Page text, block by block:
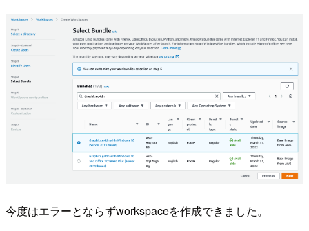
今度はエラーとならずworkspaceを作成できました。